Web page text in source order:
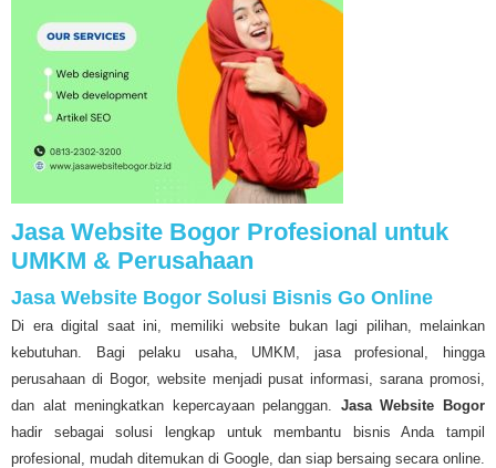
Jasa Website Bogor Profesional untuk
UMKM & Perusahaan
Jasa Website Bogor Solusi Bisnis Go Online
Di era digital saat ini, memiliki website bukan lagi pilihan, melainkan
kebutuhan. Bagi pelaku usaha, UMKM, jasa profesional, hingga
perusahaan di Bogor, website menjadi pusat informasi, sarana promosi,
dan alat meningkatkan kepercayaan pelanggan. Jasa Website Bogor
hadir sebagai solusi lengkap untuk membantu bisnis Anda tampil
profesional, mudah ditemukan di Google, dan siap bersaing secara online.